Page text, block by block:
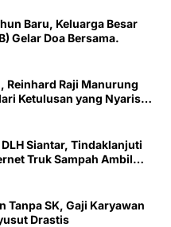
Baru, Keluarga Besar
Gelar Doa Bersama.
Reinhard Raji Manurung
Ketulusan yang Nyaris
Siantar, Tindaklanjuti
Truk Sampah Ambil
Tanpa SK, Gaji Karyawan
Drastis